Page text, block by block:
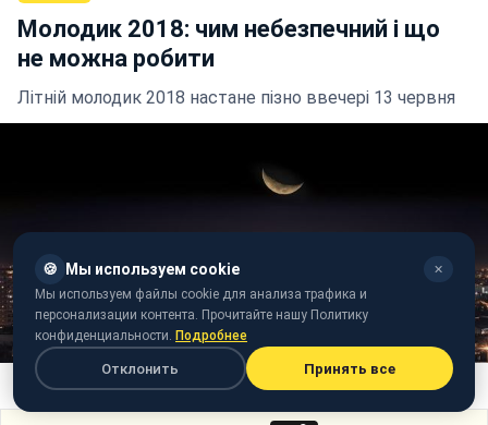
Молодик 2018: чим небезпечний і що
не можна робити
Літній молодик 2018 настане пізно ввечері 13 червня
Фото: Молодик (pixabay.com/FabiCiucio)
🍪 Мы используем cookie ✕
Мы используем файлы cookie для анализа трафика и
персонализации контента. Прочитайте нашу Политику
конфиденциальности. Подробнее
Отклонить Принять все